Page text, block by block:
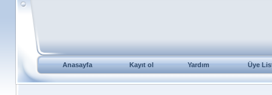
Anasayfa Kayıt ol Yardım Üye